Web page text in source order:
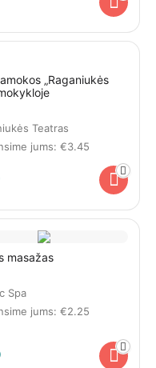
„Raganiukės
Teatras
jums: €3.45
masažas
Spa
jums: €2.25